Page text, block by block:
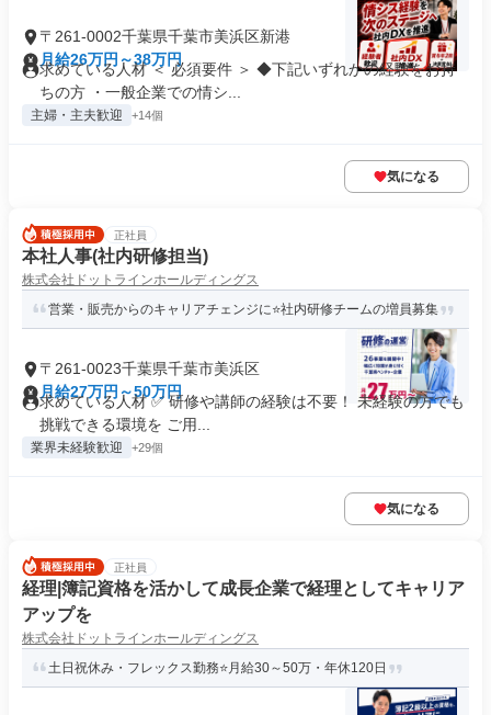
〒261-0002千葉県千葉市美浜区新港
月給26万円～38万円
求めている人材 ＜ 必須要件 ＞ ◆下記いずれかの経験をお持
ちの方 ・一般企業での情シ...
主婦・主夫歓迎 +14個
気になる
正社員
本社人事(社内研修担当)
株式会社ドットラインホールディングス
営業・販売からのキャリアチェンジに⭐社内研修チームの増員募集
〒261-0023千葉県千葉市美浜区
月給27万円～50万円
求めている人材 ✅ 研修や講師の経験は不要！ 未経験の方でも
挑戦できる環境を ご用...
業界未経験歓迎 +29個
気になる
正社員
経理|簿記資格を活かして成長企業で経理としてキャリア
アップを
株式会社ドットラインホールディングス
土日祝休み・フレックス勤務⭐月給30～50万・年休120日